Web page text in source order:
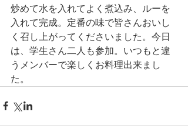
炒めて水を入れてよく煮込み、ルーを
入れて完成。定番の味で皆さんおいし
く召し上がってくださいました。今日
は、学生さん二人も参加。いつもと違
うメンバーで楽しくお料理出来まし
た。